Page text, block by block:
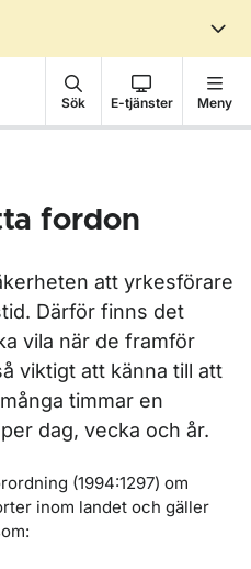
Sök E-tjänster Meny
fordon
att yrkesförare
Därför finns det
vila när de framför
viktigt att känna till att
timmar en
dag, vecka och år.
(1994:1297) om
inom landet och gäller